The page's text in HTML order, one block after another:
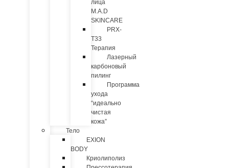
лица
M.A.D
SKINCARE
PRX-
T33
Терапия
Лазерный
карбоновый
пилинг
Программа
ухода
“идеально
чистая
кожа”
Тело
EXION
BODY
Криолиполиз